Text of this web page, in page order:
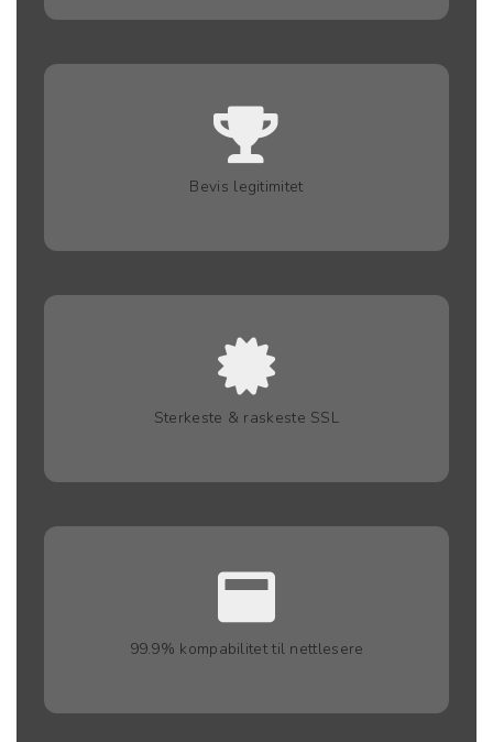
Bevis legitimitet
Sterkeste & raskeste SSL
99.9% kompabilitet til nettlesere